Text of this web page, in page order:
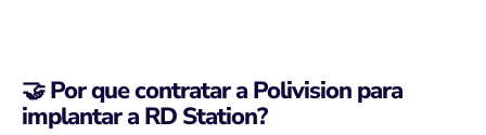
🤝 Por que contratar a Polivision para
implantar a RD Station?